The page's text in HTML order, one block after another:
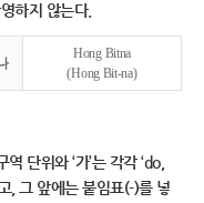
하지 않는다.
Hong Bitna
(Hong Bit-na)
단위와 ‘가’는 각각 ‘do,
, 그 앞에는 붙임표(-)를 넣